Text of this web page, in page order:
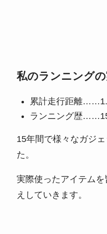
私のランニングの
累計走行距離
ランニング歴
15年間で様々なガジ
た。
実際使ったアイテム
えしていきます。